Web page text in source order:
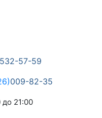
532-57-59
009-82-35
до 21:00